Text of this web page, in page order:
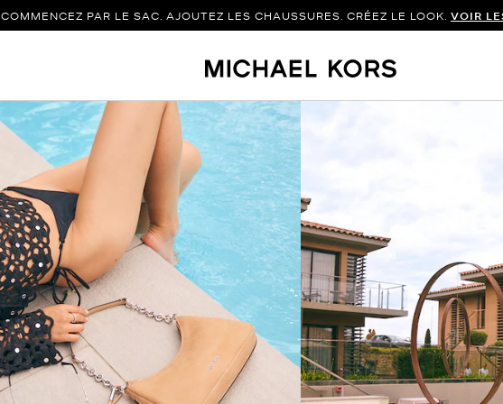
COMMENCEZ PAR LE SAC. AJOUTEZ LES CHAUSSURES. CRÉEZ LE LOOK. VOIR